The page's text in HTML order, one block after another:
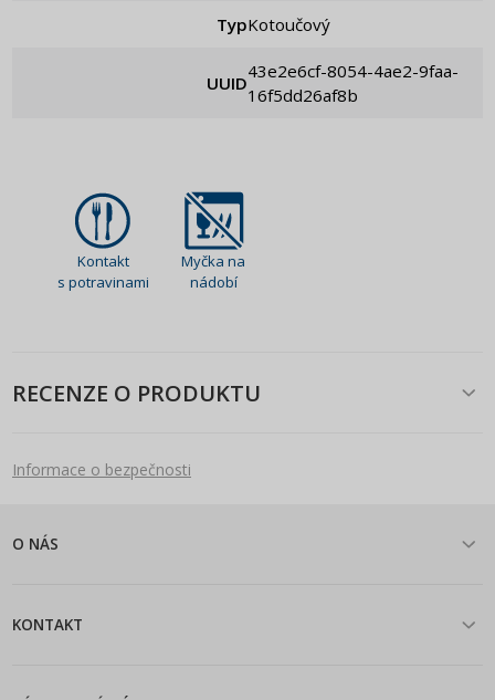
Typ Kotoučový
UUID
43e2e6cf-8054-4ae2-9faa-
16f5dd26af8b
Kontakt
s potravinami
Myčka na
nádobí
RECENZE O PRODUKTU
Informace o bezpečnosti
O NÁS
KONTAKT